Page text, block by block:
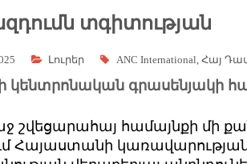
տգիտության
Լուրեր ANC International Հայ
կենտրոնական գրասենյակի
շվեցարահայ համայնքի մի
Հայաստանի կառավարության